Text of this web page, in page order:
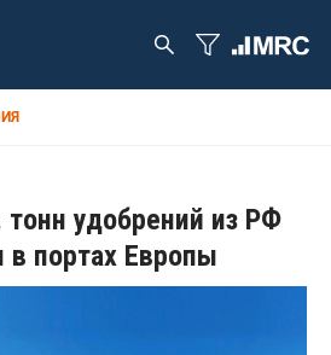
удобрений из РФ
в портах Европы